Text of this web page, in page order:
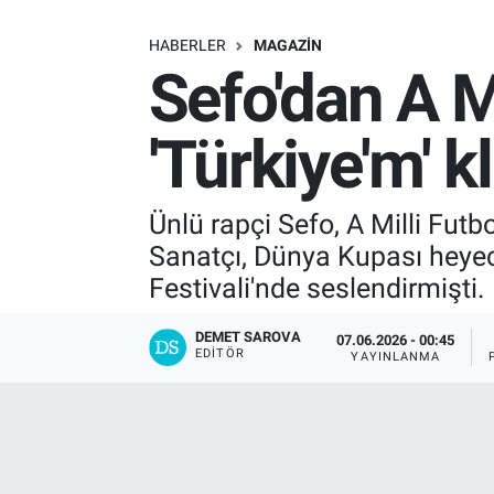
HABERLER MAGAZIN
Sefo'dan A
'Türkiye'm'
Ünlü rapçi Sefo, A Milli
Sanatçı, Dünya Kupası
Festivali'nde seslendirmişti.
DEMET SAROVA
EDITÖR
07.06.2026 - 00:45
YAYINLANMA
ÖZEL HABER